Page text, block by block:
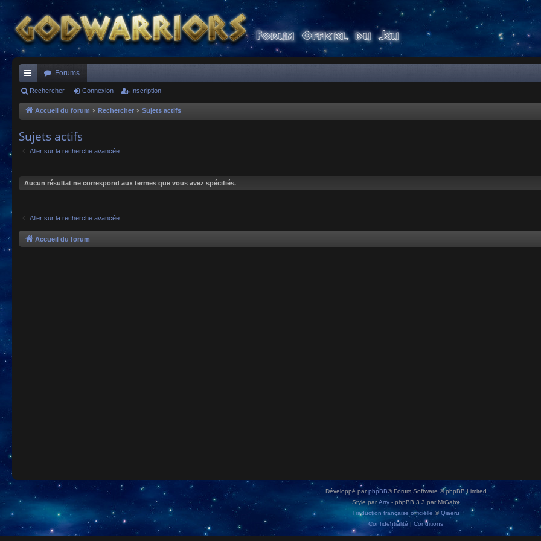
ac
co
Forums
Rechercher Connexion Inscription
Accueil du forum Rechercher Sujets actifs
Sujets actifs
Aller sur la recherche avancée
Aucun résultat ne correspond aux termes que vous avez spécifiés.
Aller sur la recherche avancée
Accueil du forum
Développé parphpBB® Forum Software © phpBB Limited
Style par Arty - phpBB 3.3 par MrGaby
Traduction française officielle ©Qiaeru
Confidentialité | Conditions